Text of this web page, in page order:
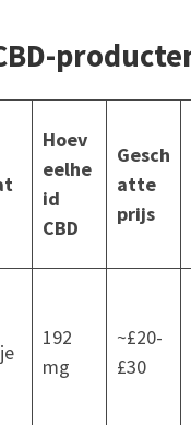
Hoev
eelhe
id
CBD
Gesch
atte
prijs
192
mg
~£20-
£30